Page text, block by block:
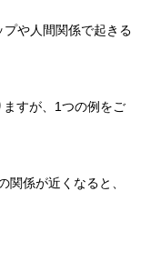
や人間関係で起きる
すが、1つの例をご
関係が近くなると、